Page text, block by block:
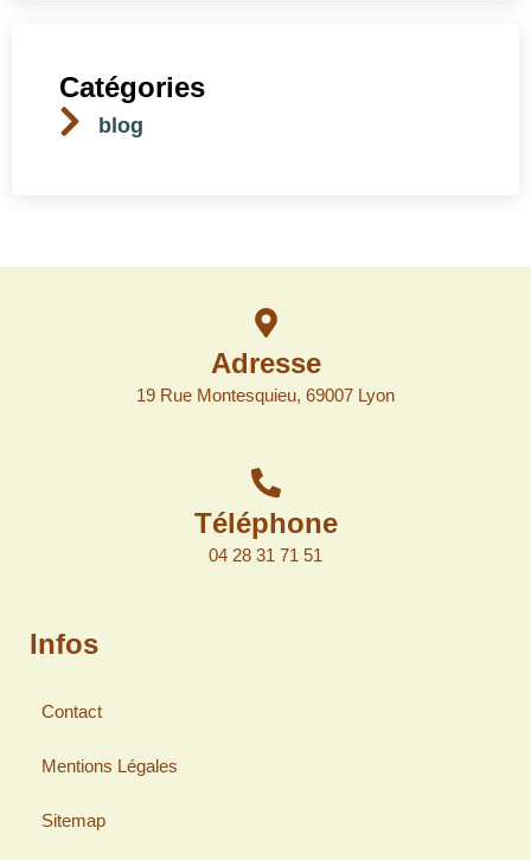
Catégories
blog
Adresse
19 Rue Montesquieu, 69007 Lyon
Téléphone
04 28 31 71 51
Infos
Contact
Mentions Légales
Sitemap